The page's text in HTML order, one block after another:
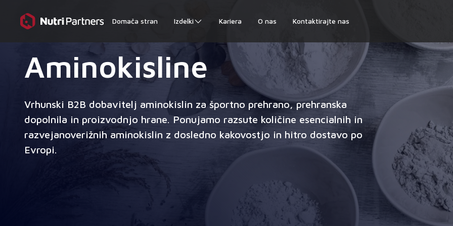
Domača stran Izdelki Kariera O nas Kontaktirajte nas
Aminokisline
Vrhunski B2B dobavitelj aminokislin za športno prehrano, prehranska
dopolnila in proizvodnjo hrane. Ponujamo razsute količine esencialnih in
razvejanoverižnih aminokislin z dosledno kakovostjo in hitro dostavo po
Evropi.